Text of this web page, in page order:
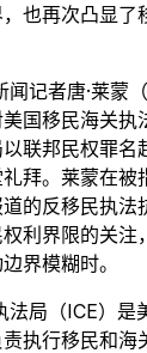
也再次凸显了
闻记者唐·莱蒙
国移民海关执
联邦民权罪名
拜。莱蒙在被
的反移民执法
利界限的关注
界模糊时。
法局（ICE）是
执行移民和海